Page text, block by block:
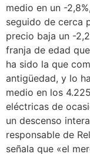
medio en un -
seguido de cerca
precio baja un -
franja de edad
ha sido la que
antigüedad, y lo
medio en los
eléctricas de
un descenso
responsable de
señala que «el